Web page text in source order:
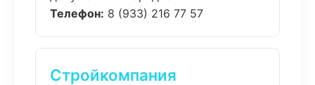
Телефон: 8 (933) 216 77 57
Стройкомпания